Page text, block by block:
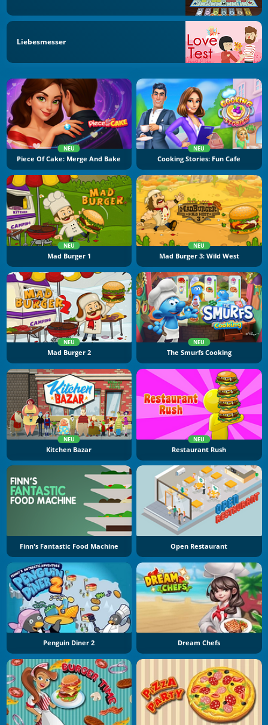
Liebesmesser
NEU
Piece Of Cake: Merge And Bake
NEU
Cooking Stories: Fun Cafe
NEU
Mad Burger 1
NEU
Mad Burger 3: Wild West
NEU
Mad Burger 2
NEU
The Smurfs Cooking
NEU
Kitchen Bazar
NEU
Restaurant Rush
Finn's Fantastic Food Machine Open Restaurant
Penguin Diner 2 Dream Chefs